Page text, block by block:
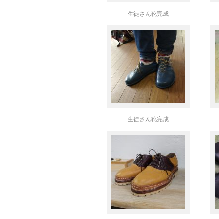
生徒さん靴完成
生徒さん靴完成